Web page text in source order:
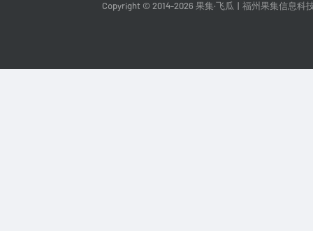
Copyright © 2014-2026 果集·飞瓜 福州果集信息科